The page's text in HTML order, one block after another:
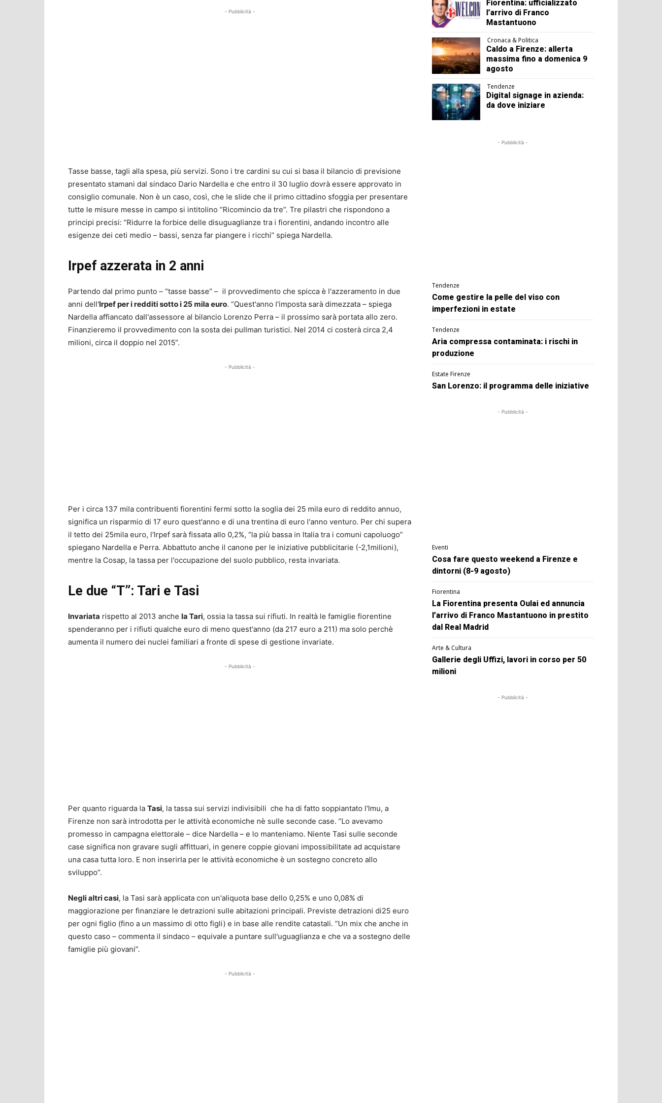
- Pubblicità -
Tasse basse, tagli alla spesa, più servizi. Sono i tre cardini su cui si basa il bilancio di previsione
presentato stamani dal sindaco Dario Nardella e che entro il 30 luglio dovrà essere approvato in
consiglio comunale. Non è un caso, così, che le slide che il primo cittadino sfoggia per presentare
tutte le misure messe in campo si intitolino “Ricomincio da tre”. Tre pilastri che rispondono a
principi precisi: “Ridurre la forbice delle disuguaglianze tra i fiorentini, andando incontro alle
esigenze dei ceti medio – bassi, senza far piangere i ricchi” spiega Nardella.
Irpef azzerata in 2 anni
Partendo dal primo punto – “tasse basse” – il provvedimento che spicca è l'azzeramento in due
anni dell'Irpef per i redditi sotto i 25 mila euro. “Quest'anno l'imposta sarà dimezzata – spiega
Nardella affiancato dall'assessore al bilancio Lorenzo Perra – il prossimo sarà portata allo zero.
Finanzieremo il provvedimento con la sosta dei pullman turistici. Nel 2014 ci costerà circa 2,4
milioni, circa il doppio nel 2015”.
- Pubblicità -
Per i circa 137 mila contribuenti fiorentini fermi sotto la soglia dei 25 mila euro di reddito annuo,
significa un risparmio di 17 euro quest'anno e di una trentina di euro l'anno venturo. Per chi supera
il tetto dei 25mila euro, l'Irpef sarà fissata allo 0,2%, “la più bassa in Italia tra i comuni capoluogo”
spiegano Nardella e Perra. Abbattuto anche il canone per le iniziative pubblicitarie (-2,1milioni),
mentre la Cosap, la tassa per l'occupazione del suolo pubblico, resta invariata.
Le due “T”: Tari e Tasi
Invariata rispetto al 2013 anche la Tari, ossia la tassa sui rifiuti. In realtà le famiglie fiorentine
spenderanno per i rifiuti qualche euro di meno quest'anno (da 217 euro a 211) ma solo perchè
aumenta il numero dei nuclei familiari a fronte di spese di gestione invariate.
- Pubblicità -
Per quanto riguarda la Tasi, la tassa sui servizi indivisibili che ha di fatto soppiantato l'Imu, a
Firenze non sarà introdotta per le attività economiche nè sulle seconde case. “Lo avevamo
promesso in campagna elettorale – dice Nardella – e lo manteniamo. Niente Tasi sulle seconde
case significa non gravare sugli affittuari, in genere coppie giovani impossibilitate ad acquistare
una casa tutta loro. E non inserirla per le attività economiche è un sostegno concreto allo
sviluppo”.
Negli altri casi, la Tasi sarà applicata con un'aliquota base dello 0,25% e uno 0,08% di
maggiorazione per finanziare le detrazioni sulle abitazioni principali. Previste detrazioni di25 euro
per ogni figlio (fino a un massimo di otto figli) e in base alle rendite catastali. “Un mix che anche in
questo caso – commenta il sindaco – equivale a puntare sull'uguaglianza e che va a sostegno delle
famiglie più giovani”.
- Pubblicità -
Fiorentina: ufficializzato
l’arrivo di Franco
Mastantuono
Cronaca & Politica
Caldo a Firenze: allerta
massima fino a domenica 9
agosto
Tendenze
Digital signage in azienda:
da dove iniziare
- Pubblicità -
Tendenze
Come gestire la pelle del viso con
imperfezioni in estate
Tendenze
Aria compressa contaminata: i rischi in
produzione
Estate Firenze
San Lorenzo: il programma delle iniziative
- Pubblicità -
Eventi
Cosa fare questo weekend a Firenze e
dintorni (8-9 agosto)
Fiorentina
La Fiorentina presenta Oulai ed annuncia
l’arrivo di Franco Mastantuono in prestito
dal Real Madrid
Arte & Cultura
Gallerie degli Uffizi, lavori in corso per 50
milioni
- Pubblicità -